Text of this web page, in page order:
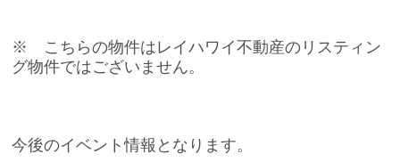
※ こちらの物件はレイハワイ不動産のリスティン
グ物件ではございません。
今後のイベント情報となります。